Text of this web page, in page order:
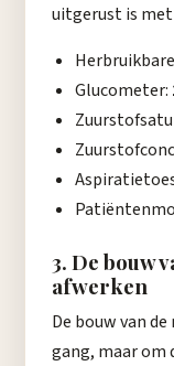
uitgerust is
Glucometer:
3. De bouw
afwerken
De bouw van
gang, maar